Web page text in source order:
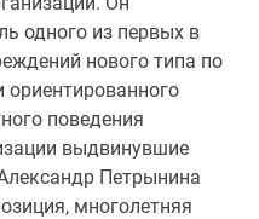
одного из первых в
нового типа по
ориентированного
поведения
выдвинувшие
Петрынина
многолетняя